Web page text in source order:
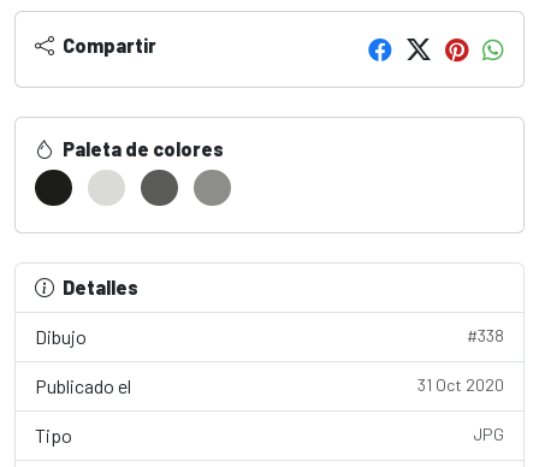
Compartir
Paleta de colores
Detalles
Dibujo #338
Publicado el 31 Oct 2020
Tipo JPG